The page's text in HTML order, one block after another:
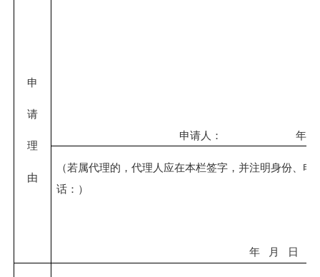
申
请
理
由
申请人： 年
（若属代理的，代理人应在本栏签字，并注明身份、电
话：）
年 月 日